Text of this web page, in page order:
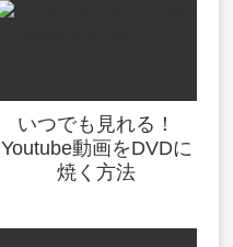
いつでも見れる！
Youtube動画をDVDに
焼く方法